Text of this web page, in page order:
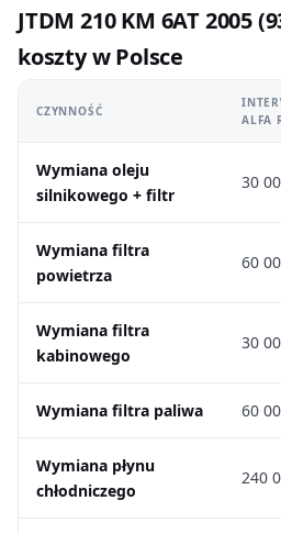
JTDM 210 KM 6AT 2005
koszty w Polsce
CZYNNOŚĆ
ALFA
Wymiana oleju
silnikowego + filtr
30
Wymiana filtra
powietrza
60
Wymiana filtra
kabinowego
30
Wymiana filtra paliwa 60
Wymiana płynu
chłodniczego
240